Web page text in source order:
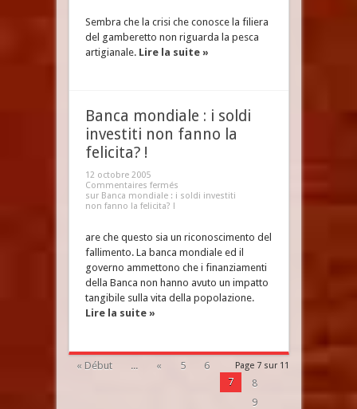
Sembra che la crisi che conosce la filiera
del gamberetto non riguarda la pesca
artigianale. Lire la suite »
Banca mondiale : i soldi
investiti non fanno la
felicita? !
12 octobre 2005
Commentaires fermés
sur Banca mondiale : i soldi investiti
non fanno la felicita? !
are che questo sia un riconoscimento del
fallimento. La banca mondiale ed il
governo ammettono che i finanziamenti
della Banca non hanno avuto un impatto
tangibile sulla vita della popolazione.
Lire la suite »
Page 7 sur 11
« Début ... « 5
6
7
8
9